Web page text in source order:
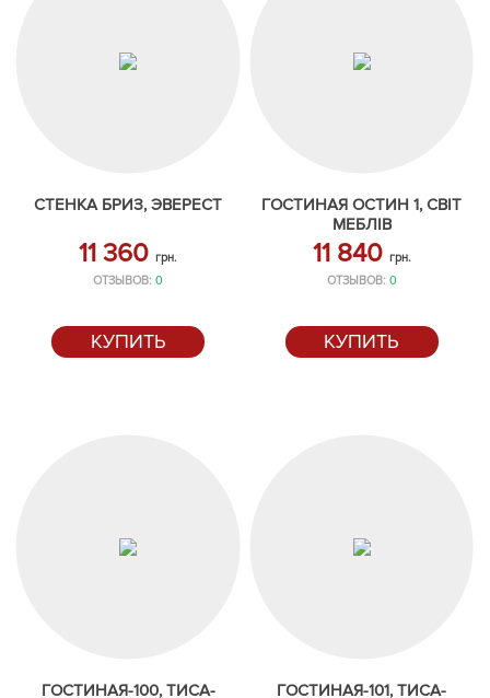
СТЕНКА БРИЗ, ЭВЕРЕСТ
11 360грн.
ОТЗЫВОВ:0
КУПИТЬ
ГОСТИНАЯ ОСТИН 1, СВІТ
МЕБЛІВ
11 840 грн.
ОТЗЫВОВ: 0
КУПИТЬ
ГОСТИНАЯ-100, ТИСА-
ГОСТИНАЯ-101, ТИСА-